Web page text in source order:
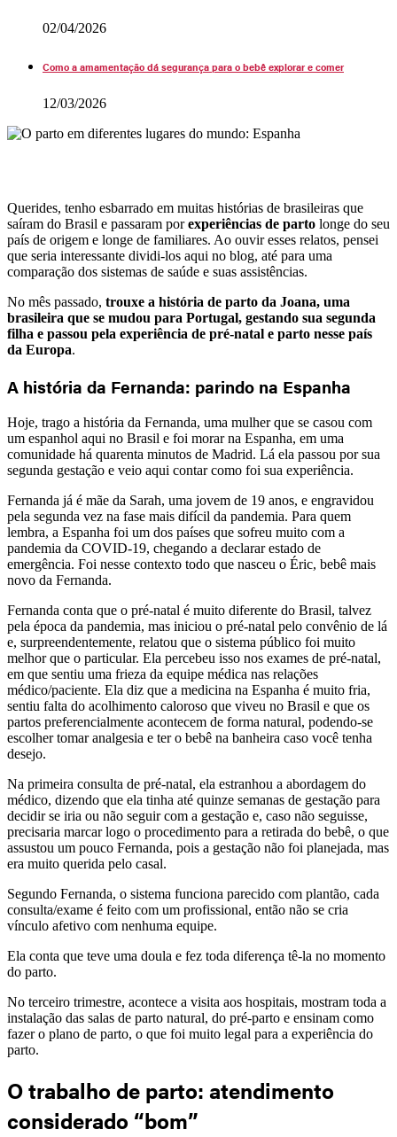
02/04/2026
Como a amamentação dá segurança para o bebê explorar e comer
12/03/2026
Querides, tenho esbarrado em muitas histórias de brasileiras que
saíram do Brasil e passaram porexperiências de parto longe do seu
país de origem e longe de familiares. Ao ouvir esses relatos, pensei
que seria interessante dividi-los aqui no blog, até para uma
comparação dos sistemas de saúde e suas assistências.
No mês passado, trouxe a história de parto da Joana, uma
brasileira que se mudou para Portugal, gestando sua segunda
filha e passou pela experiência de pré-natal e parto nesse país
da Europa.
A história da Fernanda: parindo na Espanha
Hoje, trago a história da Fernanda, uma mulher que se casou com
um espanhol aqui no Brasil e foi morar na Espanha, em uma
comunidade há quarenta minutos de Madrid. Lá ela passou por sua
segunda gestação e veio aqui contar como foi sua experiência.
Fernanda já é mãe da Sarah, uma jovem de 19 anos, e engravidou
pela segunda vez na fase mais difícil da pandemia. Para quem
lembra, a Espanha foi um dos países que sofreu muito com a
pandemia da COVID-19, chegando a declarar estado de
emergência. Foi nesse contexto todo que nasceu o Éric, bebê mais
novo da Fernanda.
Fernanda conta que o pré-natal é muito diferente do Brasil, talvez
pela época da pandemia, mas iniciou o pré-natal pelo convênio de lá
e, surpreendentemente, relatou que o sistema público foi muito
melhor que o particular. Ela percebeu isso nos exames de pré-natal,
em que sentiu uma frieza da equipe médica nas relações
médico/paciente. Ela diz que a medicina na Espanha é muito fria,
sentiu falta do acolhimento caloroso que viveu no Brasil e que os
partos preferencialmente acontecem de forma natural, podendo-se
escolher tomar analgesia e ter o bebê na banheira caso você tenha
desejo.
Na primeira consulta de pré-natal, ela estranhou a abordagem do
médico, dizendo que ela tinha até quinze semanas de gestação para
decidir se iria ou não seguir com a gestação e, caso não seguisse,
precisaria marcar logo o procedimento para a retirada do bebê, o que
assustou um pouco Fernanda, pois a gestação não foi planejada, mas
era muito querida pelo casal.
Segundo Fernanda, o sistema funciona parecido com plantão, cada
consulta/exame é feito com um profissional, então não se cria
vínculo afetivo com nenhuma equipe.
Ela conta que teve uma doula e fez toda diferença tê-la no momento
do parto.
No terceiro trimestre, acontece a visita aos hospitais, mostram toda a
instalação das salas de parto natural, do pré-parto e ensinam como
fazer o plano de parto, o que foi muito legal para a experiência do
parto.
O trabalho de parto: atendimento
considerado “bom”